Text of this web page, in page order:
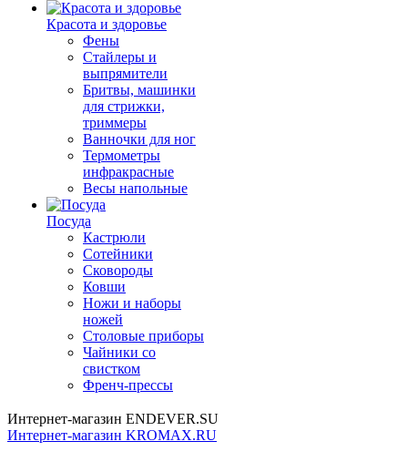
Красота и здоровье
Фены
Стайлеры и
выпрямители
Бритвы, машинки
для стрижки,
триммеры
Ванночки для ног
Термометры
инфракрасные
Весы напольные
Посуда
Кастрюли
Сотейники
Сковороды
Ковши
Ножи и наборы
ножей
Столовые приборы
Чайники со
свистком
Френч-прессы
Интернет-магазин ENDEVER.SU
Интернет-магазин KROMAX.RU